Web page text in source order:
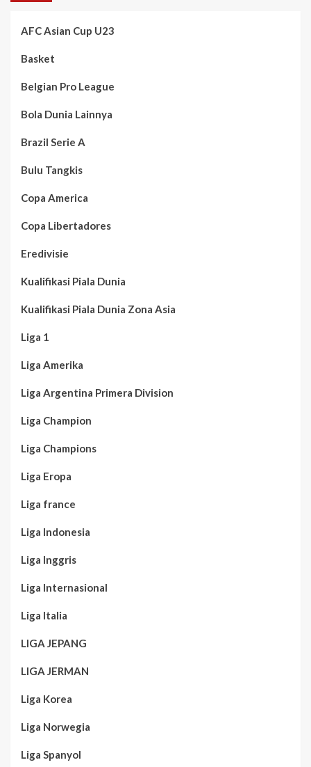
AFC Asian Cup U23
Basket
Belgian Pro League
Bola Dunia Lainnya
Brazil Serie A
Bulu Tangkis
Copa America
Copa Libertadores
Eredivisie
Kualifikasi Piala Dunia
Kualifikasi Piala Dunia Zona Asia
Liga 1
Liga Amerika
Liga Argentina Primera Division
Liga Champion
Liga Champions
Liga Eropa
Liga france
Liga Indonesia
Liga Inggris
Liga Internasional
Liga Italia
LIGA JEPANG
LIGA JERMAN
Liga Korea
Liga Norwegia
Liga Spanyol